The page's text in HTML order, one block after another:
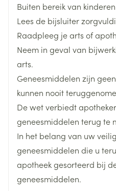
Breedte 17 mm
Lengte 59 mm
Diepte 15 mm
Hoeveelheid
Verpakking
4
Behoud
Buiten bereik van
Lees de bijsluiter
Raadpleeg je arts of
Neem in geval van
arts.
Geneesmiddelen zijn
kunnen nooit
De wet verbiedt
geneesmiddelen terug te
In het belang van uw
geneesmiddelen die u
apotheek gesorteerd bij
geneesmiddelen.